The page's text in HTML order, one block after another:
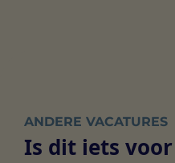
ANDERE VACATURES
Is dit iets